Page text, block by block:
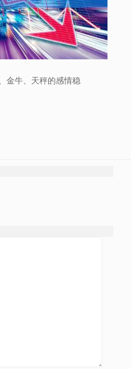
金牛、天秤的感情稳